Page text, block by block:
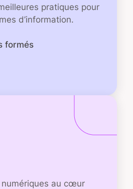
pratiques pour
d’information.
formés
au cœur